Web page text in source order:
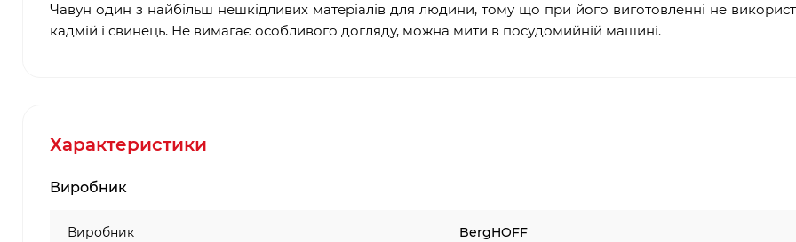
Чавун один з найбільш нешкідливих матеріалів для людини, тому що при його виготовленні не
кадмій і свинець. Не вимагає особливого догляду, можна мити в посудомийній машині.
Характеристики
Виробник
Виробник BergHOFF